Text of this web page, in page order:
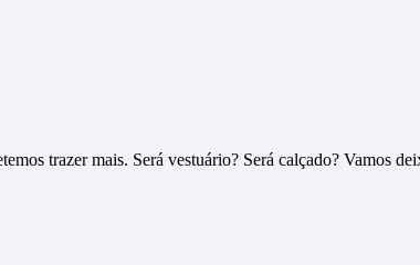
trazer mais. Será vestuário? Será calçado? Vamos